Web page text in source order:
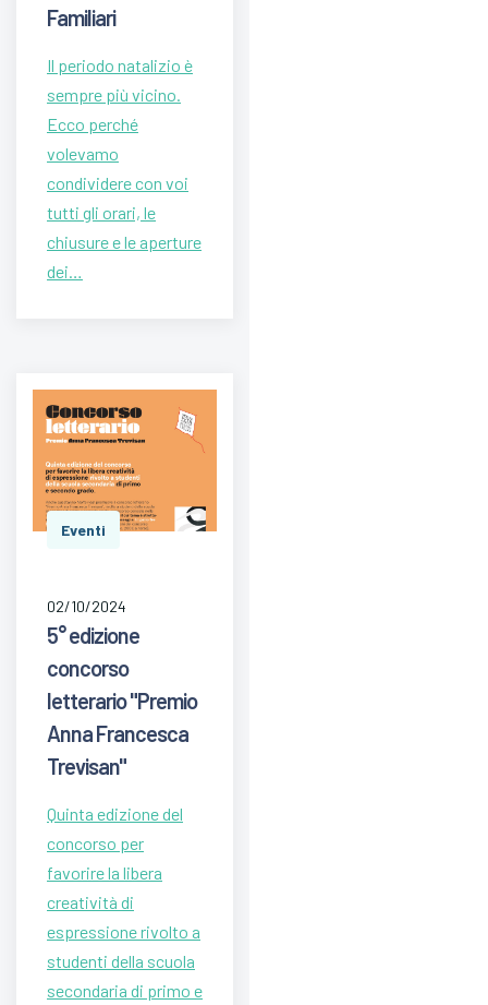
Familiari
Il periodo natalizio è
sempre più vicino.
Ecco perché
volevamo
condividere con voi
tutti gli orari, le
chiusure e le aperture
dei…
Eventi
02/10/2024
5° edizione
concorso
letterario "Premio
Anna Francesca
Trevisan"
Quinta edizione del
concorso per
favorire la libera
creatività di
espressione rivolto a
studenti della scuola
secondaria di primo e